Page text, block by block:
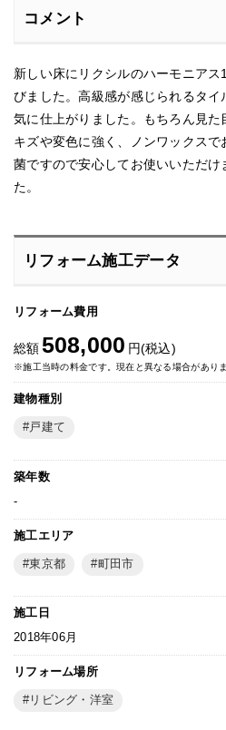
コメント
新しい床にリクシルのハーモニア
びました。高級感が感じられるタ
気に仕上がりました。もちろん見
キズや変色に強く、ノンワックス
菌ですので安心してお使いいただけ
た。
リフォーム施工データ
リフォーム費用
総額508,000 円(税込)
※施工当時の料金です。現在と異なる場合がありま
建物種別
戸建て
築年数
-
施工エリア
東京都 町田市
施工日
2018年06月
リフォーム場所
リビング・洋室